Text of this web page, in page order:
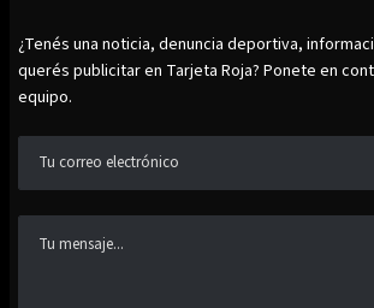
¿Tenés una noticia, denuncia deportiva,
querés publicitar en Tarjeta Roja? Ponete en
equipo.